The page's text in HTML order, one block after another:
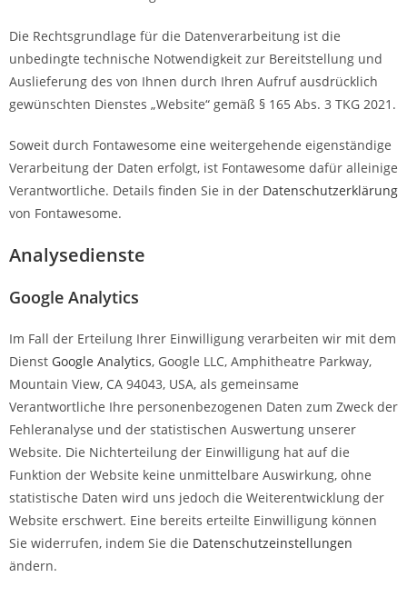
Die Rechtsgrundlage für die Datenverarbeitung ist die
unbedingte technische Notwendigkeit zur Bereitstellung und
Auslieferung des von Ihnen durch Ihren Aufruf ausdrücklich
gewünschten Dienstes „Website“ gemäß § 165 Abs. 3 TKG 2021.
Soweit durch Fontawesome eine weitergehende eigenständige
Verarbeitung der Daten erfolgt, ist Fontawesome dafür alleinige
Verantwortliche. Details finden Sie in der Datenschutzerklärung
von Fontawesome.
Analysedienste
Google Analytics
Im Fall der Erteilung Ihrer Einwilligung verarbeiten wir mit dem
Dienst Google Analytics, Google LLC, Amphitheatre Parkway,
Mountain View, CA 94043, USA, als gemeinsame
Verantwortliche Ihre personenbezogenen Daten zum Zweck der
Fehleranalyse und der statistischen Auswertung unserer
Website. Die Nichterteilung der Einwilligung hat auf die
Funktion der Website keine unmittelbare Auswirkung, ohne
statistische Daten wird uns jedoch die Weiterentwicklung der
Website erschwert. Eine bereits erteilte Einwilligung können
Sie widerrufen, indem Sie die Datenschutzeinstellungen
ändern.